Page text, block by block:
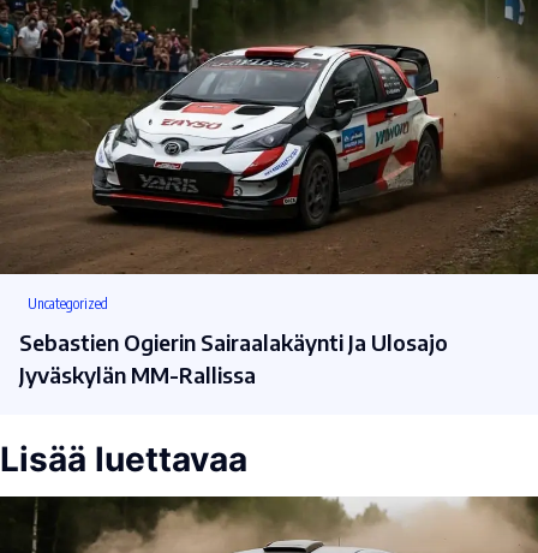
Uncategorized
Sebastien Ogierin Sairaalakäynti Ja Ulosajo
Jyväskylän MM-Rallissa
Lisää luettavaa